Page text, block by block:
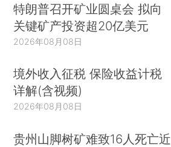
特朗普召开矿业圆桌会 拟向
关键矿产投资超20亿美元
2026年08月08日
境外收入征税 保险收益计税
详解(含视频)
2026年08月08日
贵州山脚树矿难致16人死亡近